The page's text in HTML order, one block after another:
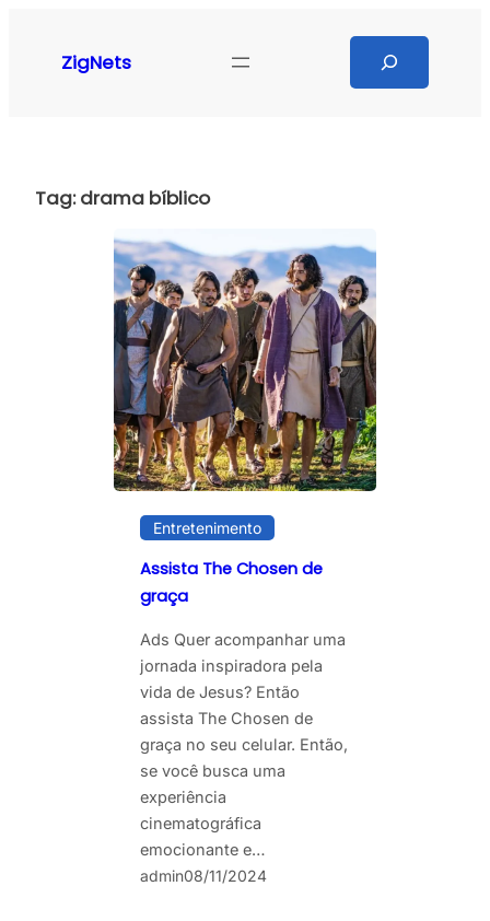
ZigNets
Tag:drama bíblico
Entretenimento
Assista The Chosen de
graça
Ads Quer acompanhar uma
jornada inspiradora pela
vida de Jesus? Então
assista The Chosen de
graça no seu celular. Então,
se você busca uma
experiência
cinematográfica
emocionante e…
admin08/11/2024